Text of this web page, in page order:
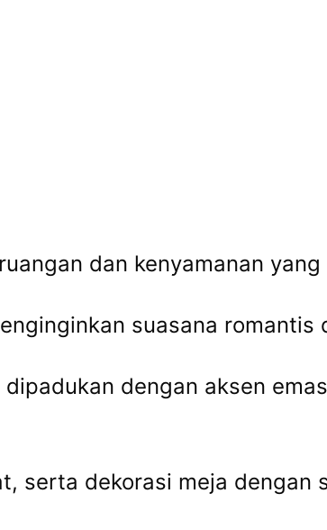
dan kenyamanan
suasana romantis
dengan aksen
serta dekorasi meja dengan